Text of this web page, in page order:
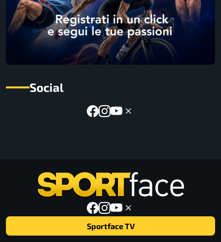
Social
Sportface TV